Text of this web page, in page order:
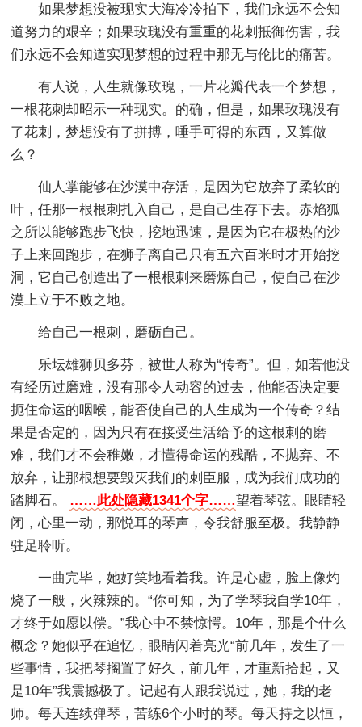
如果梦想没被现实大海冷冷拍下，我们永远不会知
道努力的艰辛；如果玫瑰没有重重的花刺抵御伤害，我
们永远不会知道实现梦想的过程中那无与伦比的痛苦。
有人说，人生就像玫瑰，一片花瓣代表一个梦想，
一根花刺却昭示一种现实。的确，但是，如果玫瑰没有
了花刺，梦想没有了拼搏，唾手可得的东西，又算做
么？
仙人掌能够在沙漠中存活，是因为它放弃了柔软的
叶，任那一根根刺扎入自己，是自己生存下去。赤焰狐
之所以能够跑步飞快，挖地迅速，是因为它在极热的沙
子上来回跑步，在狮子离自己只有五六百米时才开始挖
洞，它自己创造出了一根根刺来磨炼自己，使自己在沙
漠上立于不败之地。
给自己一根刺，磨砺自己。
乐坛雄狮贝多芬，被世人称为“传奇”。但，如若他没
有经历过磨难，没有那令人动容的过去，他能否决定要
扼住命运的咽喉，能否使自己的人生成为一个传奇？结
果是否定的，因为只有在接受生活给予的这根刺的磨
难，我们才不会稚嫩，才懂得命运的残酷，不抛弃、不
放弃，让那根想要毁灭我们的刺臣服，成为我们成功的
踏脚石。 ……此处隐藏1341个字……望着琴弦。眼睛轻
闭，心里一动，那悦耳的琴声，令我舒服至极。我静静
驻足聆听。
一曲完毕，她好笑地看着我。许是心虚，脸上像灼
烧了一般，火辣辣的。“你可知，为了学琴我自学10年，
才终于如愿以偿。”我心中不禁惊愕。10年，那是个什么
概念？她似乎在追忆，眼睛闪着亮光“前几年，发生了一
些事情，我把琴搁置了好久，前几年，才重新拾起，又
是10年”我震撼极了。记起有人跟我说过，她，我的老
师。每天连续弹琴，苦练6个小时的琴。每天持之以恒，